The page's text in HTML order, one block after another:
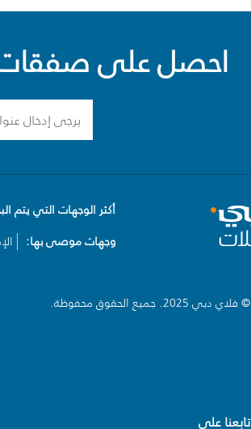
احصل على صفقات
أكثر الوجهات التي يتم
وجهات موصى بها:
© فلاي دبي 2025. جميع الحقوق محفوظة.
تابعنا على